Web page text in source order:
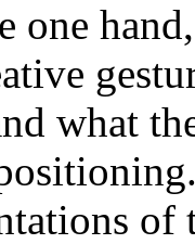
one
what